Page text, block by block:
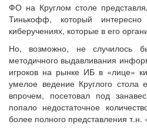
ФО на Круглом столе
Тинькофф, который
киберучениях, которые в его
Но, возможно, не случилось
методичного выдавливания
игроков на рынке ИБ в «лице»
умелое ведение Круглого стола
впрочем, посетовал под
попало недостаточное
более полного представления